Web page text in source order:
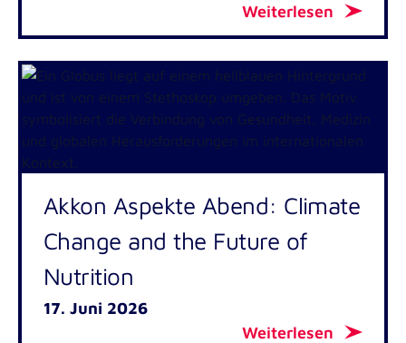
Weiterlesen
Akkon Aspekte Abend: Climate
Change and the Future of
Nutrition
17. Juni 2026
Weiterlesen